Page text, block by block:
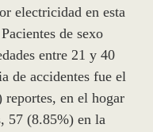
electricidad en esta
de sexo
entre 21 y 40
de accidentes fue el
en el hogar
57 (8.85%) en la